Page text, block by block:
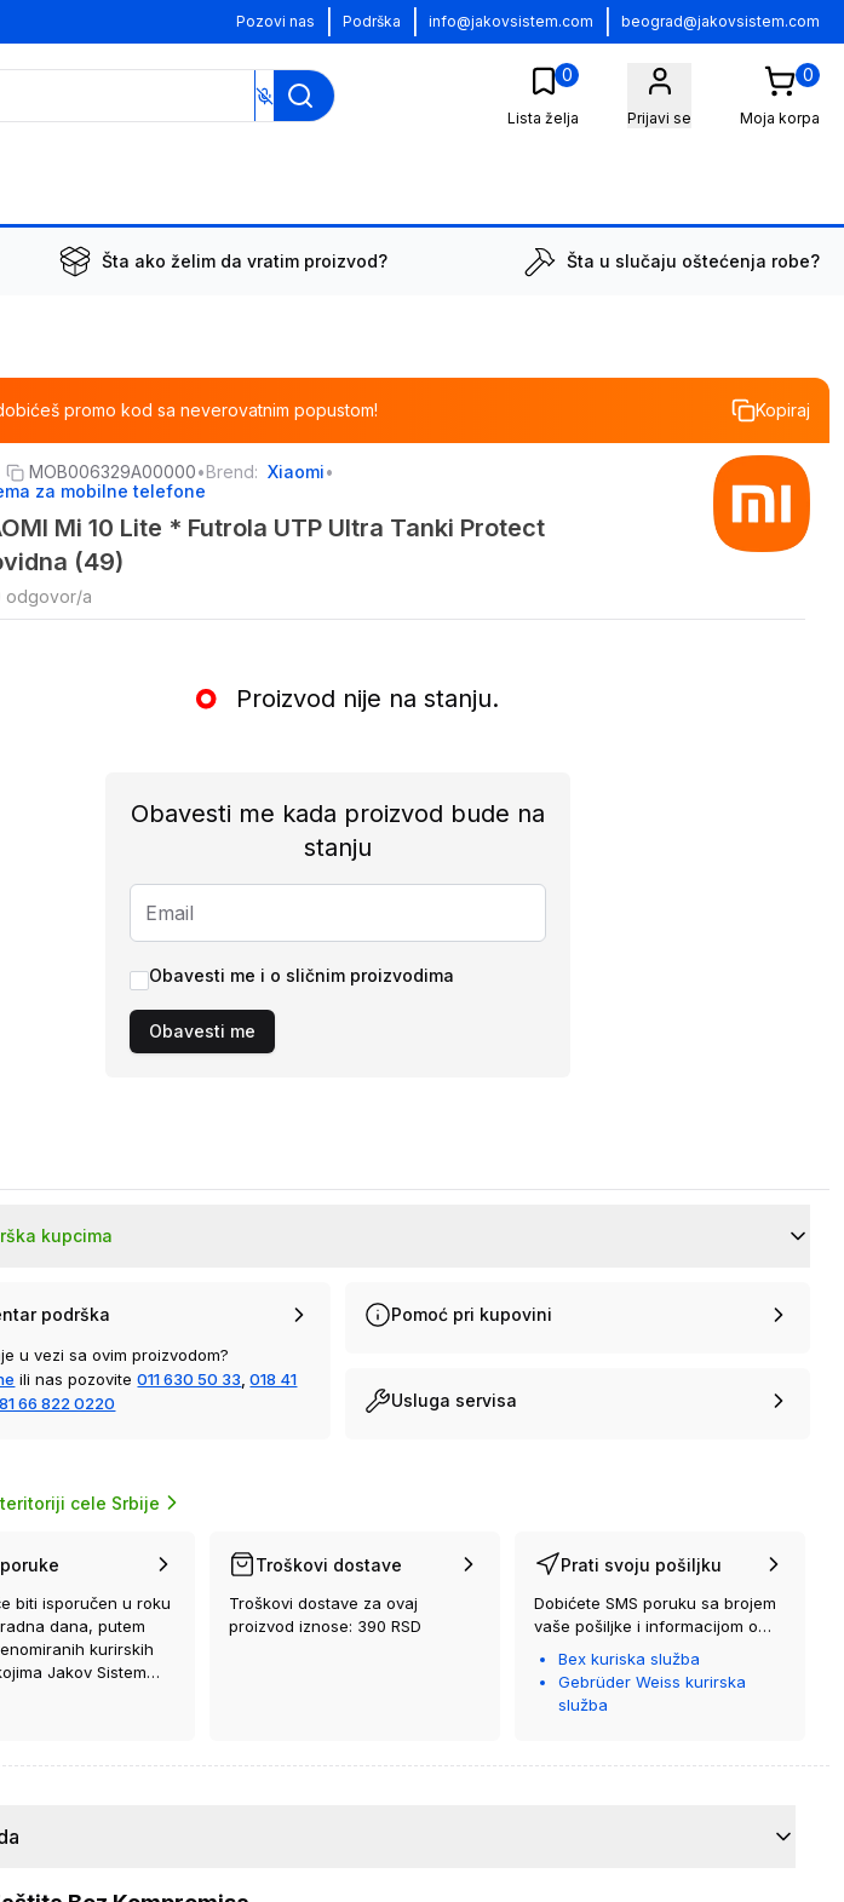
Pozovi nas Podrška info@jakovsistem.com beograd@jakovsistem.com
0
Lista želja Prijavi se
0
Moja korpa
Šta ako želim da vratim proizvod? Šta u slučaju oštećenja robe?
promo kod sa neverovatnim popustom! Kopiraj
MOB006329A00000•Brend: Xiaomi•
za mobilne telefone
Mi 10 Lite * Futrola UTP Ultra Tanki Protect
(49)
odgovor/a
Proizvod nije na stanju.
Obavesti me kada proizvod bude na
stanju
Obavesti me i o sličnim proizvodima
Obavesti me
kupcima
podrška
u vezi sa ovim proizvodom?
ili nas pozovite 011 630 50 33 018 41
66 822 0220
Pomoć pri kupovini
Usluga servisa
cele Srbije
biti isporučen u roku
dana, putem
kurirskih
Jakov Sistem
Troškovi dostave
Troškovi dostave za ovaj
proizvod iznose: 390 RSD
Prati svoju pošiljku
Dobićete SMS poruku sa brojem
vaše pošiljke i informacijom o
kurirskoj službi koja će vam je
Bex kuriska služba
Gebrüder Weiss kurirska
služba